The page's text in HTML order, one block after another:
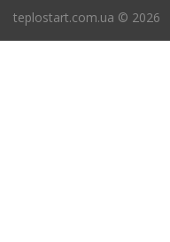
teplostart.com.ua © 2026